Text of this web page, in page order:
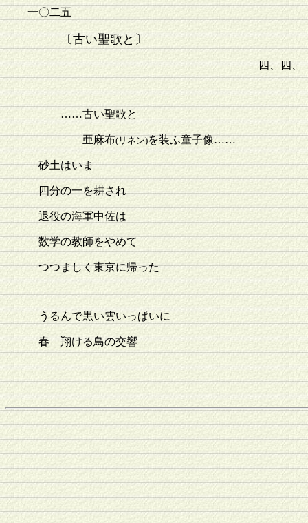
一〇二五
〔古い聖歌と〕
四、四、
……古い聖歌と
亜麻布(リネン)を装ふ童子像……
砂土はいま
四分の一を耕され
退役の海軍中佐は
数学の教師をやめて
つつましく東京に帰った
うるんで黒い雲いっぱいに
春 翔ける鳥の交響